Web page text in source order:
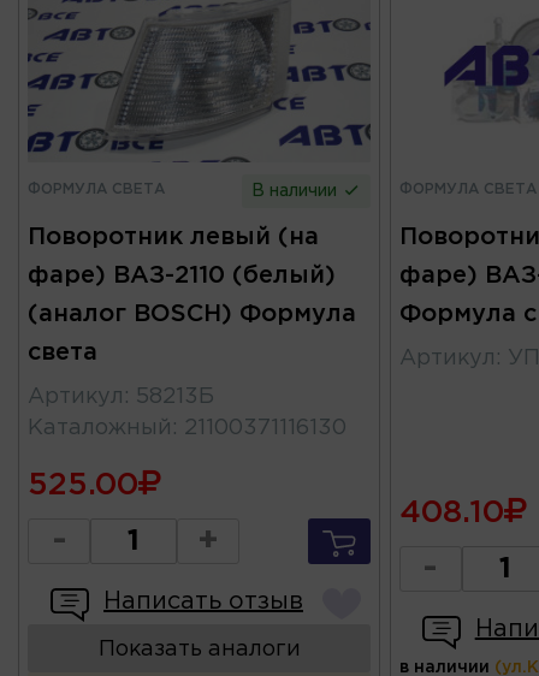
ФОРМУЛА СВЕТА В наличии
Поворотник левый (на
фаре) ВАЗ-2110 (белый)
(аналог BOSCH) Формула
света
Артикул : 58213Б
Каталожный : 21100371116130
525.00
- +
Написать отзыв
Показать аналоги
ФОРМУЛА СВЕТА
фаре)
Формула
Артикул :
408.10
-
в наличии